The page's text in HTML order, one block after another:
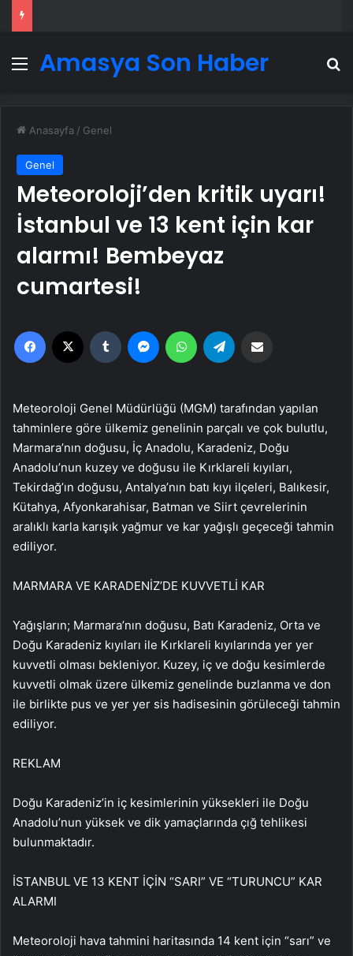
Menü
Amasya Son Haber
Anasayfa / Genel
Genel
Meteoroloji’den kritik uyarı!
İstanbul ve 13 kent için kar
alarmı! Bembeyaz
cumartesi!
Facebook Tumblr MessengerWhatsApp
Meteoroloji Genel Müdürlüğü (MGM) tarafından yapılan
tahminlere göre ülkemiz genelinin parçalı ve çok bulutlu,
Marmara’nın doğusu, İç Anadolu, Karadeniz, Doğu
Anadolu’nun kuzey ve doğusu ile Kırklareli kıyıları,
Tekirdağ’ın doğusu, Antalya’nın batı kıyı ilçeleri, Balıkesir,
Kütahya, Afyonkarahisar, Batman ve Siirt çevrelerinin
aralıklı karla karışık yağmur ve kar yağışlı geçeceği tahmin
ediliyor.
MARMARA VE KARADENİZ’DE KUVVETLİ KAR
Yağışların; Marmara’nın doğusu, Batı Karadeniz, Orta ve
Doğu Karadeniz kıyıları ile Kırklareli kıyılarında yer yer
kuvvetli olması bekleniyor. Kuzey, iç ve doğu kesimlerde
kuvvetli olmak üzere ülkemiz genelinde buzlanma ve don
ile birlikte pus ve yer yer sis hadisesinin görüleceği tahmin
ediliyor.
REKLAM
Doğu Karadeniz’in iç kesimlerinin yüksekleri ile Doğu
Anadolu’nun yüksek ve dik yamaçlarında çığ tehlikesi
bulunmaktadır.
İSTANBUL VE 13 KENT İÇİN “SARI” VE “TURUNCU” KAR
ALARMI
Meteoroloji hava tahmini haritasında 14 kent için “sarı” ve